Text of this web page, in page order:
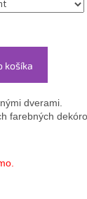
košíka
dverami.
farebných